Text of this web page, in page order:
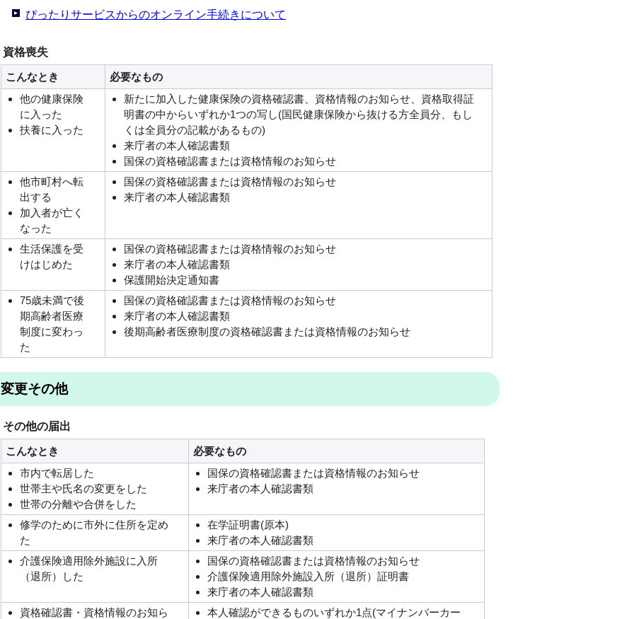
ぴったりサービスからのオンライン手続きについて
資格喪失
こんなとき
必要なもの
他の健康保険
に入った
扶養に入った
新たに加入した健康保険の資格確認書、資格情報のお知らせ、資格取得証
明書の中からいずれか1つの写し(国民健康保険から抜ける方全員分、もし
くは全員分の記載があるもの)
来庁者の本人確認書類
国保の資格確認書または資格情報のお知らせ
他市町村へ転
出する
加入者が亡く
なった
国保の資格確認書または資格情報のお知らせ
来庁者の本人確認書類
生活保護を受
けはじめた
国保の資格確認書または資格情報のお知らせ
来庁者の本人確認書類
保護開始決定通知書
75歳未満で後
期高齢者医療
制度に変わっ
た
国保の資格確認書または資格情報のお知らせ
来庁者の本人確認書類
後期高齢者医療制度の資格確認書または資格情報のお知らせ
変更その他
その他の届出
こんなとき
必要なもの
市内で転居した
世帯主や氏名の変更をした
世帯の分離や合併をした
国保の資格確認書または資格情報のお知らせ
来庁者の本人確認書類
修学のために市外に住所を定め
た
在学証明書(原本)
来庁者の本人確認書類
介護保険適用除外施設に入所
（退所）した
国保の資格確認書または資格情報のお知らせ
介護保険適用除外施設入所（退所）証明書
来庁者の本人確認書類
資格確認書・資格情報のお知ら
本人確認ができるものいずれか1点(マイナンバーカー